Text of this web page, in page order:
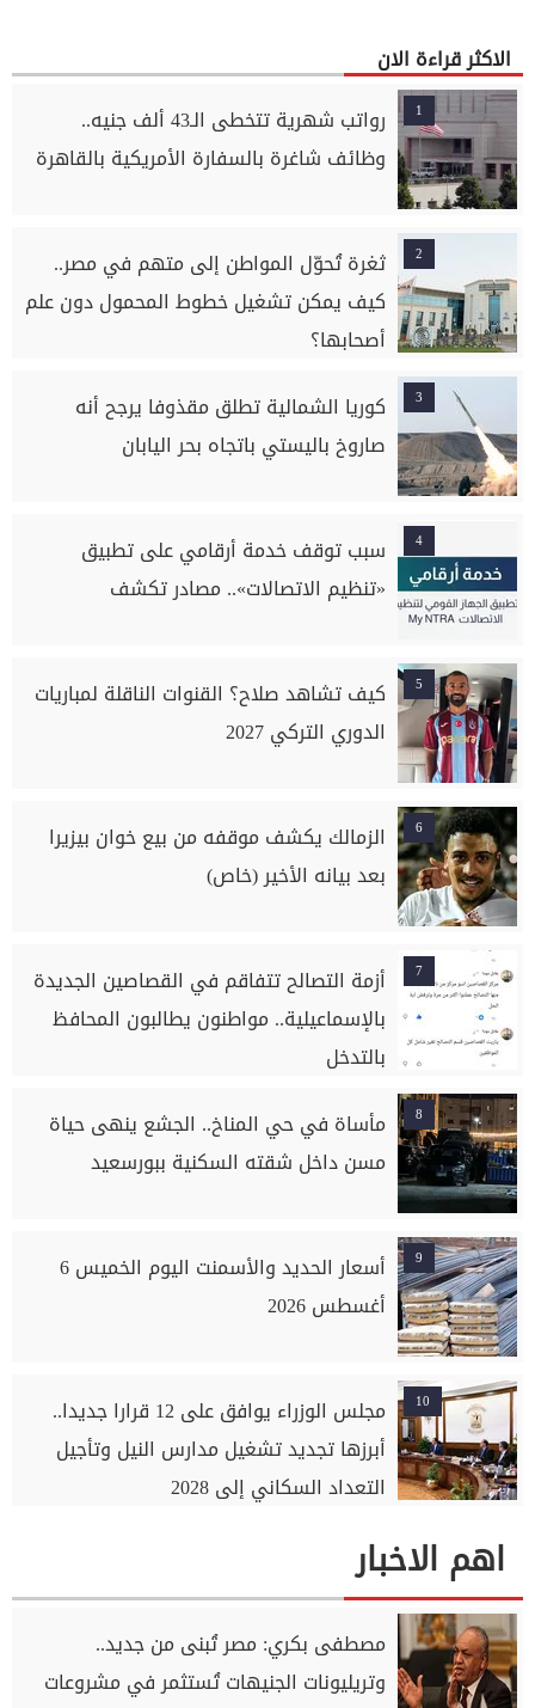
الاكثر قراءة الان
1
رواتب شهرية تتخطى الـ43 ألف جنيه..
وظائف شاغرة بالسفارة الأمريكية بالقاهرة
2
ثغرة تُحوّل المواطن إلى متهم في مصر..
كيف يمكن تشغيل خطوط المحمول دون علم
أصحابها؟
3
كوريا الشمالية تطلق مقذوفا يرجح أنه
صاروخ باليستي باتجاه بحر اليابان
4
سبب توقف خدمة أرقامي على تطبيق
«تنظيم الاتصالات».. مصادر تكشف
5
كيف تشاهد صلاح؟ القنوات الناقلة لمباريات
الدوري التركي 2027
6
الزمالك يكشف موقفه من بيع خوان بيزيرا
بعد بيانه الأخير (خاص)
7
أزمة التصالح تتفاقم في القصاصين الجديدة
بالإسماعيلية.. مواطنون يطالبون المحافظ
بالتدخل
8
مأساة في حي المناخ.. الجشع ينهى حياة
مسن داخل شقته السكنية ببورسعيد
9
أسعار الحديد والأسمنت اليوم الخميس 6
أغسطس 2026
10
مجلس الوزراء يوافق على 12 قرارا جديدا..
أبرزها تجديد تشغيل مدارس النيل وتأجيل
التعداد السكاني إلى 2028
اهم الاخبار
مصطفى بكري: مصر تُبنى من جديد..
وتريليونات الجنيهات تُستثمر في مشروعات